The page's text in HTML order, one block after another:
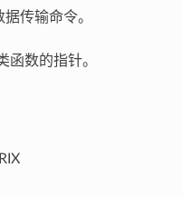
传输命令。
数的指针。